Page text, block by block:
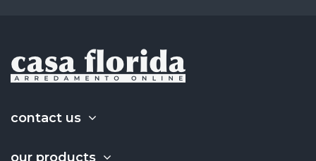
contact us
our products